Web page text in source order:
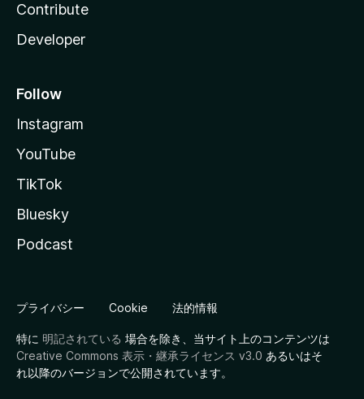
Contribute
Developer
Follow
Instagram
YouTube
TikTok
Bluesky
Podcast
プライバシー Cookie 法的情報
特に 明記されている 場合を除き、当サイト上のコンテンツは
Creative Commons 表示・継承ライセンス v3.0 あるいはそ
れ以降のバージョンで公開されています。